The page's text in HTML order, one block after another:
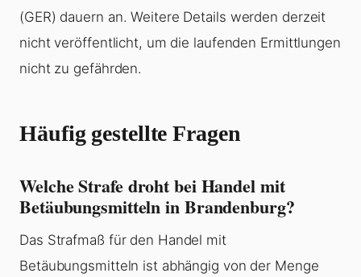
(GER) dauern an. Weitere Details werden derzeit
nicht veröffentlicht, um die laufenden Ermittlungen
nicht zu gefährden.
Häufig gestellte Fragen
Welche Strafe droht bei Handel mit
Betäubungsmitteln in Brandenburg?
Das Strafmaß für den Handel mit
Betäubungsmitteln ist abhängig von der Menge